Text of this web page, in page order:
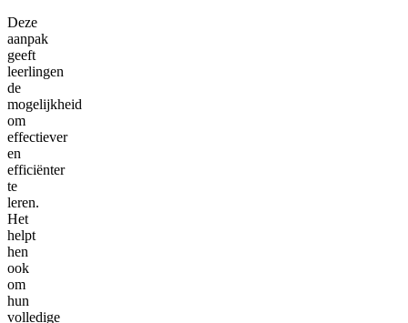
Deze
aanpak
geeft
leerlingen
de
mogelijkheid
om
effectiever
en
efficiënter
te
leren.
Het
helpt
hen
ook
om
hun
volledige